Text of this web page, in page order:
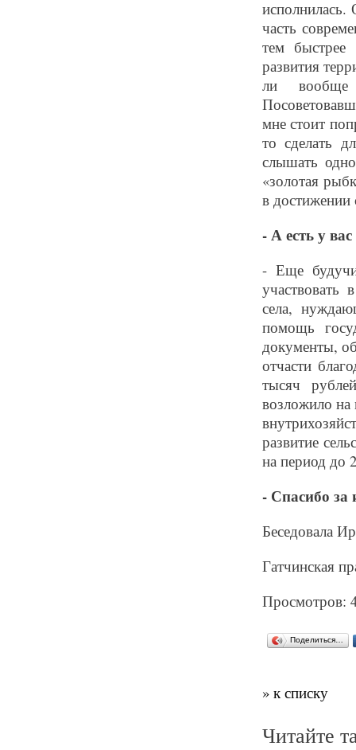
исполнилась.
часть
тем быстрее
развития
ли вообще
мне стоит
то сделать
слышать
«золотая
в достижении
- А есть у
- Еще
участвовать
села,
помощь
документы,
отчасти
тысяч
возложило на
развитие
на период до
- Спасибо за
Беседовала
Гатчинская
Просмотров:
Поделиться…
» к списку
Читайте